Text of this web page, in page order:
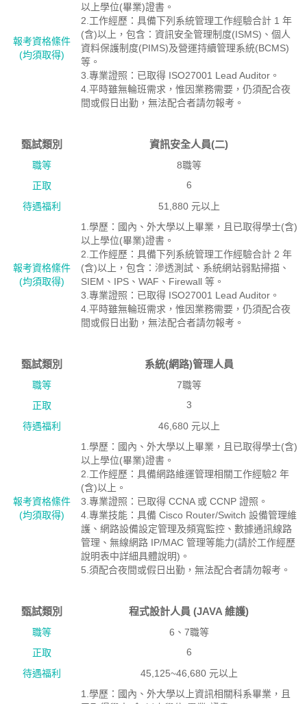
報考資格絛件
(均須取得)
以上學位(畢業)證書。
2.工作經歷：具備下列系統管理工作經驗合計 1 年
(含)以上，包含：資訊安全管理制度(ISMS)、個人
資料保護制度(PIMS)及營運持續管理系統(BCMS)
等。
3.專業證照：已取得 ISO27001 Lead Auditor。
4.平時雖無輪班需求，惟因業務需要，仍須配合夜
間或假日出勤，無法配合者請勿報考。
甄試類別 資訊安全人員(二)
職等
8職等
正取
6
待遇福利
51,880 元以上
報考資格絛件
(均須取得)
1.學歷：國內、外大學以上畢業，且已取得學士(含)
以上學位(畢業)證書。
2.工作經歷：具備下列系統管理工作經驗合計 2 年
(含)以上，包含：滲透測試、系統網站弱點掃描、
SIEM、IPS、WAF、Firewall 等。
3.專業證照：已取得 ISO27001 Lead Auditor。
4.平時雖無輪班需求，惟因業務需要，仍須配合夜
間或假日出勤，無法配合者請勿報考。
甄試類別 系統(網路)管理人員
職等
7職等
正取
3
待遇福利
46,680 元以上
報考資格絛件
(均須取得)
1.學歷：國內、外大學以上畢業，且已取得學士(含)
以上學位(畢業)證書。
2.工作經歷：具備網路維運管理相關工作經驗2 年
(含)以上。
3.專業證照：已取得 CCNA 或 CCNP 證照。
4.專業技能：具備 Cisco Router/Switch 設備管理維
護、網路設備設定管理及頻寬監控、數據通訊線路
管理、無線網路 IP/MAC 管理等能力(請於工作經歷
說明表中詳細具體說明)。
5.須配合夜間或假日出勤，無法配合者請勿報考。
甄試類別 程式設計人員 (JAVA 維護)
職等
6、7職等
正取
6
待遇福利
45,125~46,680 元以上
1.學歷：國內、外大學以上資訊相關科系畢業，且